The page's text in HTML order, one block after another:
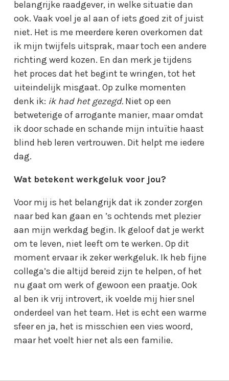
belangrijke raadgever, in welke situatie dan
ook. Vaak voel je al aan of iets goed zit of juist
niet. Het is me meerdere keren overkomen dat
ik mijn twijfels uitsprak, maar toch een andere
richting werd kozen. En dan merk je tijdens
het proces dat het begint te wringen, tot het
uiteindelijk misgaat. Op zulke momenten
denk ik: ik had het gezegd. Niet op een
betweterige of arrogante manier, maar omdat
ik door schade en schande mijn intuïtie haast
blind heb leren vertrouwen. Dit helpt me iedere
dag.
Wat betekent werkgeluk voor jou?
Voor mij is het belangrijk dat ik zonder zorgen
naar bed kan gaan en ’s ochtends met plezier
aan mijn werkdag begin. Ik geloof dat je werkt
om te leven, niet leeft om te werken. Op dit
moment ervaar ik zeker werkgeluk. Ik heb fijne
collega’s die altijd bereid zijn te helpen, of het
nu gaat om werk of gewoon een praatje. Ook
al ben ik vrij introvert, ik voelde mij hier snel
onderdeel van het team. Het is echt een warme
sfeer en ja, het is misschien een vies woord,
maar het voelt hier net als een familie.